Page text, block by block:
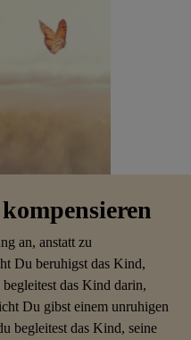
an, anstatt zu
Du beruhigst das Kind,
das Kind darin,
Du gibst einem unruhigen
begleitest das Kind, seine